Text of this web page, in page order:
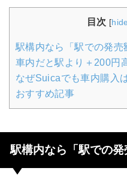
目次 [hide
駅構内なら「駅での発売
車内だと駅より＋200円
なぜSuicaでも車内購入
おすすめ記事
駅構内なら「駅での